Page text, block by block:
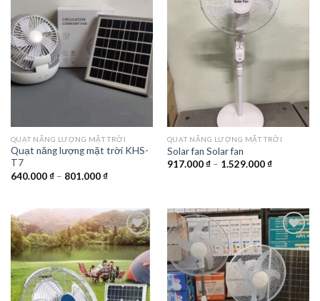
Add to
wishlist
QUẠT NĂNG LƯỢNG MẶT TRỜI
Quạt năng lượng mặt trời KHS-
T7
640.000₫ – 801.000₫Khoảng
đến
801.000 ₫
QUẠT NĂNG LƯỢNG MẶT TRỜI
Solar fan Solar fan
917.000₫ – 1.529.000₫Khoảng
1.529.000
Add to
wishlist
Add to
wishlist